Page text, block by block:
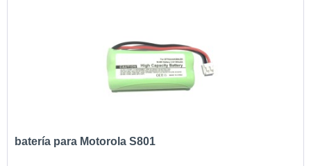
batería para Motorola S801